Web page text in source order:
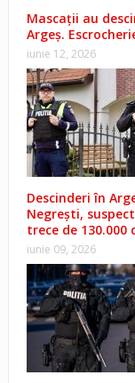
Mascații au
Argeș.
iunie 12, 2026
Descinderi în
Negrești,
trece de 130.000
iunie 09, 2026